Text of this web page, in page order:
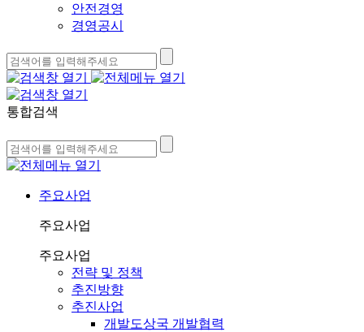
안전경영
경영공시
통합검색
주요사업
주요사업
주요사업
전략 및 정책
추진방향
추진사업
개발도상국 개발협력